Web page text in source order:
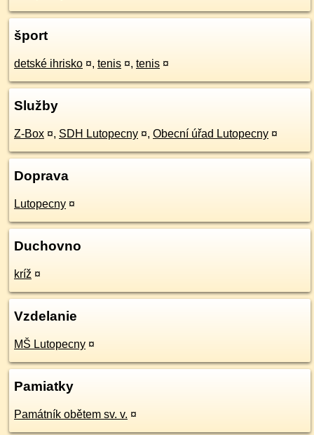
šport
detské ihrisko ¤, tenis ¤, tenis ¤
Služby
Z-Box ¤, SDH Lutopecny ¤, Obecní úřad Lutopecny ¤
Doprava
Lutopecny ¤
Duchovno
kríž ¤
Vzdelanie
MŠ Lutopecny ¤
Pamiatky
Památník obětem sv. v. ¤